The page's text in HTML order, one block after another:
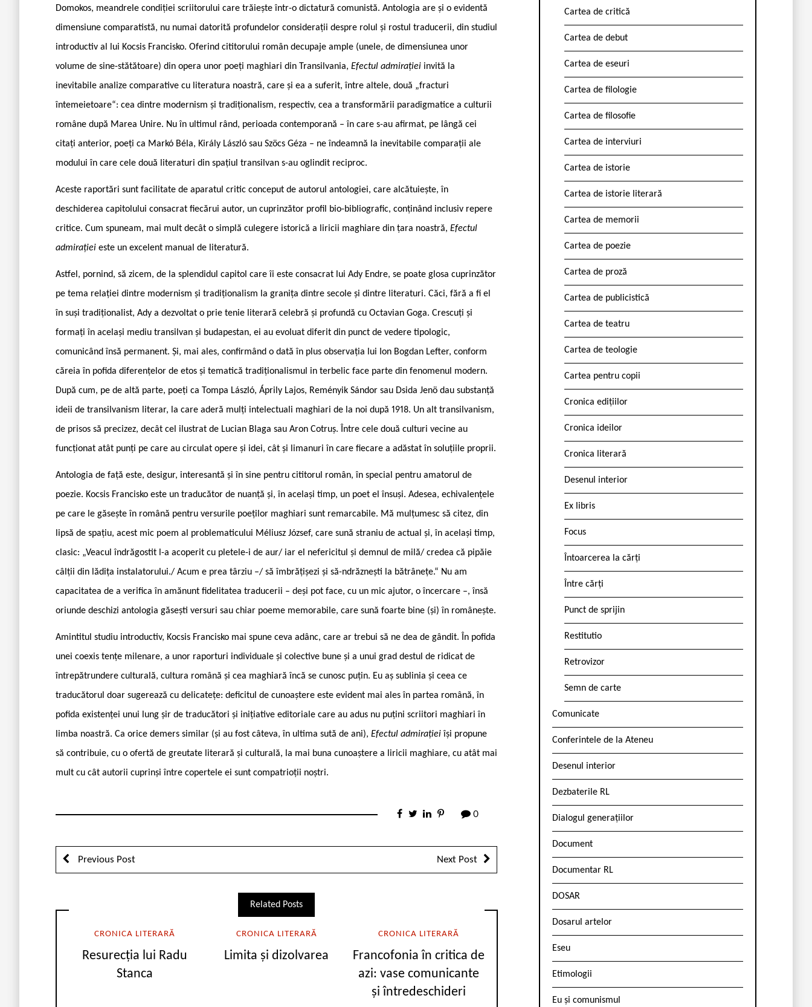
Domokos, meandrele condiției scriitorului care trăiește într-o dictatură comunistă. Antologia are și o evidentă
dimensiune comparatistă, nu numai datorită profundelor considerații despre rolul și rostul traducerii, din studiul
introductiv al lui Kocsis Francisko. Oferind cititorului român decupaje ample (unele, de dimensiunea unor
volume de sine-stătătoare) din opera unor poeți maghiari din Transilvania, Efectul admirației invită la
inevitabile analize comparative cu literatura noastră, care și ea a suferit, între altele, două „fracturi
întemeietoare“: cea dintre modernism și tradiționalism, respectiv, cea a transformării paradigmatice a culturii
române după Marea Unire. Nu în ultimul rând, perioada contemporană – în care s-au afirmat, pe lângă cei
citați anterior, poeți ca Markó Béla, Király László sau Szöcs Géza – ne îndeamnă la inevitabile comparații ale
modului în care cele două literaturi din spațiul transilvan s-au oglindit reciproc.
Aceste raportări sunt facilitate de aparatul critic conceput de autorul antologiei, care alcătuiește, în
deschiderea capitolului consacrat fiecărui autor, un cuprinzător profil bio-bibliografic, conținând inclusiv repere
critice. Cum spuneam, mai mult decât o simplă culegere istorică a liricii maghiare din țara noastră, Efectul
admirației este un excelent manual de literatură.
Astfel, pornind, să zicem, de la splendidul capitol care îi este consacrat lui Ady Endre, se poate glosa cuprinzător
pe tema relației dintre modernism și tradiționalism la granița dintre secole și dintre literaturi. Căci, fără a fi el
în suși tradiționalist, Ady a dezvoltat o prie tenie literară celebră și profundă cu Octavian Goga. Crescuți și
formați în același mediu transilvan și budapestan, ei au evoluat diferit din punct de vedere tipologic,
comunicând însă permanent. Și, mai ales, confirmând o dată în plus observația lui Ion Bogdan Lefter, conform
căreia în pofida diferențelor de etos și tematică tradiționalismul in terbelic face parte din fenomenul modern.
După cum, pe de altă parte, poeți ca Tompa László, Áprily Lajos, Reményik Sándor sau Dsida Jenö dau substanță
ideii de transilvanism literar, la care aderă mulți intelectuali maghiari de la noi după 1918. Un alt transilvanism,
de prisos să precizez, decât cel ilustrat de Lucian Blaga sau Aron Cotruș. Între cele două culturi vecine au
funcționat atât punți pe care au circulat opere și idei, cât și limanuri în care fiecare a adăstat în soluțiile proprii.
Antologia de față este, desigur, interesantă și în sine pentru cititorul român, în special pentru amatorul de
poezie. Kocsis Francisko este un traducător de nuanță și, în același timp, un poet el însuși. Adesea, echivalențele
pe care le găsește în română pentru versurile poeților maghiari sunt remarcabile. Mă mulțumesc să citez, din
lipsă de spațiu, acest mic poem al problematicului Méliusz József, care sună straniu de actual și, în același timp,
clasic: „Veacul îndrăgostit l-a acoperit cu pletele-i de aur/ iar el nefericitul și demnul de milă/ credea că pipăie
câlții din lădița instalatorului./ Acum e prea târziu –/ să îmbrățișezi și să-ndrăznești la bătrânețe.“ Nu am
capacitatea de a verifica în amănunt fidelitatea traducerii – deși pot face, cu un mic ajutor, o încercare –, însă
oriunde deschizi antologia găsești versuri sau chiar poeme memorabile, care sună foarte bine (și) în românește.
Amintitul studiu introductiv, Kocsis Francisko mai spune ceva adânc, care ar trebui să ne dea de gândit. În pofida
unei coexis ­tențe milenare, a unor raporturi individuale și colective bune și a unui grad destul de ridicat de
întrepătrundere culturală, cultura română și cea maghiară încă se cunosc puțin. Eu aș sublinia și ceea ce
traducătorul doar sugerează cu delicatețe: deficitul de cunoaștere este evident mai ales în partea română, în
pofida existenței unui lung șir de traducători și inițiative editoriale care au adus nu puțini scriitori maghiari în
limba noastră. Ca orice demers similar (și au fost câteva, în ultima sută de ani), Efectul admirațieiîși propune
să contribuie, cu o ofertă de greutate literară și culturală, la mai buna cunoaștere a liricii maghiare, cu atât mai
mult cu cât autorii cuprinși între copertele ei sunt compatrioții noștri.
0
Previous Post Next Post
Related Posts
CRONICA LITERARĂ
Resurecția lui Radu
Stanca
CRONICA LITERARĂ
Limita și dizolvarea
CRONICA LITERARĂ
Francofonia în critica de
azi: vase comunicante
și întredeschideri
Cartea de critică
Cartea de debut
Cartea de eseuri
Cartea de filologie
Cartea de filosofie
Cartea de interviuri
Cartea de istorie
Cartea de istorie literară
Cartea de memorii
Cartea de poezie
Cartea de proză
Cartea de publicistică
Cartea de teatru
Cartea de teologie
Cartea pentru copii
Cronica edițiilor
Cronica ideilor
Cronica literară
Desenul interior
Ex libris
Focus
Întoarcerea la cărți
Între cărți
Punct de sprijin
Restitutio
Retrovizor
Semn de carte
Comunicate
Conferintele de la Ateneu
Desenul interior
Dezbaterile RL
Dialogul generațiilor
Document
Documentar RL
DOSAR
Dosarul artelor
Eseu
Etimologii
Eu și comunismul